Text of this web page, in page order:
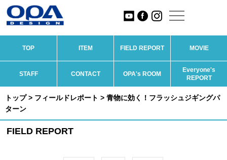
TOP ITEM FIELD REPORT MOVIE
STAFF CONTACT OPA's ROOM
Everyone's
REPORT
トップ> フィールドレポート > 青物に効く！フラッシュジギングパ
ターン
FIELD REPORT